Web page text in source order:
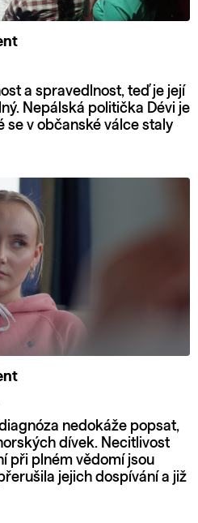
a spravedlnost, teď je její
Nepálská politička Dévi je
se v občanské válce staly
nedokáže popsat,
dívek. Necitlivost
při plném vědomí jsou
jejich dospívání a již